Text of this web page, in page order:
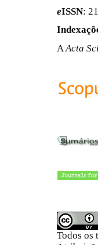
eISSN:
A Acta
Todos os